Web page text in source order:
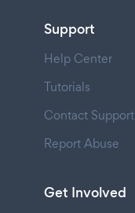
Support
Help Center
Tutorials
Contact Support
Report Abuse
Get Involved